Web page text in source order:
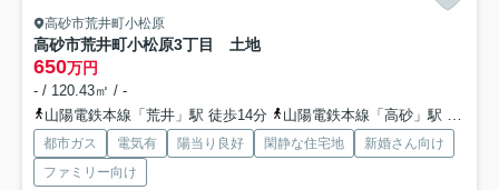
高砂市荒井町小松原
高砂市荒井町小松原3丁目 土地
650万円
- / 120.43㎡ / -
山陽電鉄本線「荒井」駅 徒歩14分
山陽電鉄本線「高砂」駅 徒歩16分
都市ガス 電気有 陽当り良好 閑静な住宅地
新婚さん向け
ファミリー向け